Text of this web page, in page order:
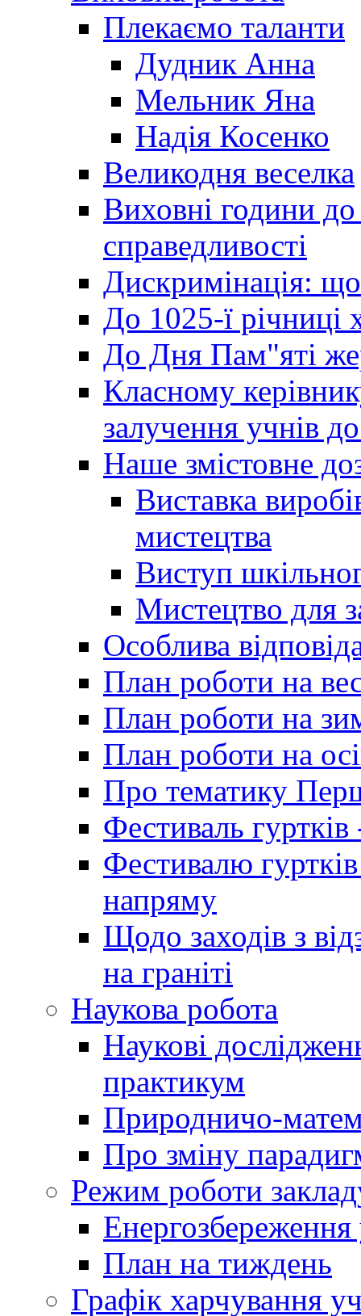
Плекаємо таланти
Дудник Анна
Мельник Яна
Надія Косенко
Великодня веселка
Виховні години до
справедливості
Дискримінація:
До 1025-ї річниці
До Дня Пам"яті
Класному
залучення учнів
Наше змістовне
Виставка
мистецтва
Виступ
Мистецтво для
Особлива
План роботи на
План роботи на
План роботи на
Про тематику
Фестиваль
Фестивалю
напряму
Щодо заходів з
на граніті
Наукова робота
Наукові
практикум
Природничо-
Про зміну
Режим роботи
Енергозбереження
План на тиждень
Графік харчування